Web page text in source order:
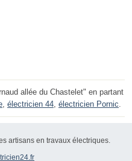
allée du Chastelet" en partant
, électricien 44, électricien Pornic.
artisans en travaux électriques.